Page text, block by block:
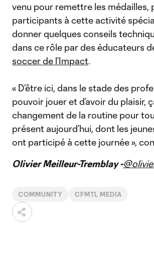
venu pour remettre les médailles,
participants à cette activité
donner quelques conseils
dans ce rôle par des éducateurs
soccer de l’Impact.
« D’être ici, dans le stade des
pouvoir jouer et d’avoir du plaisir,
changement de la routine pour
présent aujourd’hui, dont les
ont participé à cette journée »,
Olivier Meilleur-Tremblay -
COMMUNITY CFMTL MEDIA